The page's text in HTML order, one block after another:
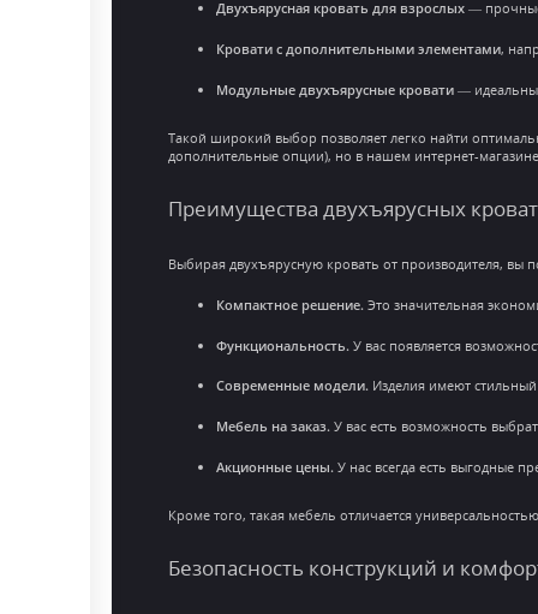
Двухъярусная кровать для взрослых—
Кровати с дополнительными элементами,
Модульные двухъярусные кровати—
Такой широкий выбор позволяет легко найти
дополнительные опции), но в нашем интернет-магазине
Преимущества двухъярусных
Выбирая двухъярусную кровать от производителя, вы
Компактное решение.Это значительная
Функциональность. У вас появляется
Современные модели.Изделия имеют
Мебель на заказ.У вас есть возможность
Акционные цены. У нас всегда есть выгодные
Кроме того, такая мебель отличается
Безопасность конструкций и